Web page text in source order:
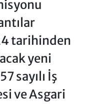
tarihinden
yeni
sayılı İş
ve Asgari